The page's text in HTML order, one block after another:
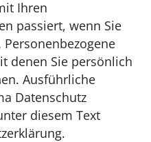
Ihren
passiert, wenn Sie
denen Sie persönlich
Ausführliche
Datenschutz
diesem Text